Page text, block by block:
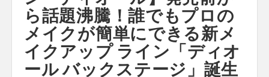
ら話題沸騰！誰でもプロの
メイクが簡単にできる新メ
イクアップ ライン「ディオ
ール バックステージ」誕生